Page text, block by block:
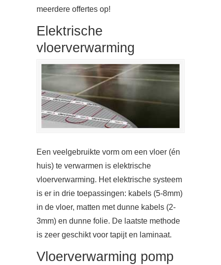
meerdere offertes op!
Elektrische
vloerverwarming
Een veelgebruikte vorm om een vloer (én
huis) te verwarmen is elektrische
vloerverwarming. Het elektrische systeem
is er in drie toepassingen: kabels (5-8mm)
in de vloer, matten met dunne kabels (2-
3mm) en dunne folie. De laatste methode
is zeer geschikt voor tapijt en laminaat.
Vloerverwarming pomp